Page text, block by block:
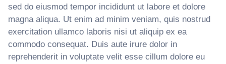
sed do eiusmod tempor incididunt ut labore et dolore
magna aliqua. Ut enim ad minim veniam, quis nostrud
exercitation ullamco laboris nisi ut aliquip ex ea
commodo consequat. Duis aute irure dolor in
reprehenderit in voluptate velit esse cillum dolore eu